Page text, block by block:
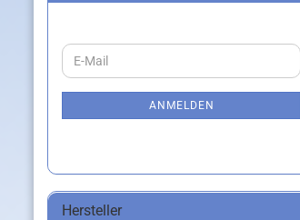
WEITER
ZUR
E-
Mail
ANMELDEN
Hersteller